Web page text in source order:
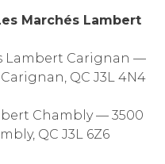
Marchés Lambert
Lambert Carignan —
QC J3L 4N4
Chambly — 3500
QC J3L 6Z6